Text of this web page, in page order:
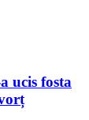
ucis fosta